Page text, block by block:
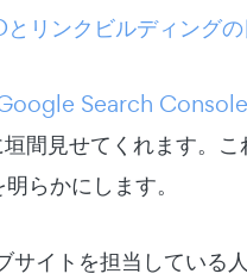
とリンクビルディング
Search Console
間見せてくれます。
らかにします。
サイトを担当してい